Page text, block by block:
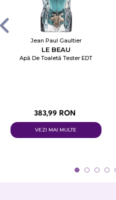
Jean Paul Gaultier
LE BEAU
Apă De Toaletă Tester EDT
383,99 RON
VEZI MAI MULTE